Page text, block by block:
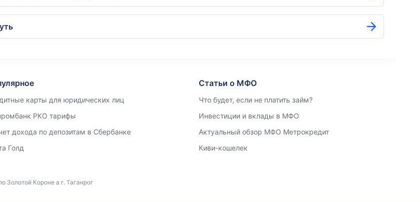
карты для юридических лиц
РКО тарифы
дохода по депозитам в Сбербанке
Голд
Статьи о МФО
Что будет, если не платить займ?
Инвестиции и вклады в МФО
Актуальный обзор МФО Метрокредит
Киви-кошелек
Золотой Короне а г. Таганрог